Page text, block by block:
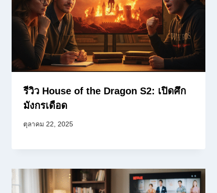
รีวิว House of the Dragon S2: เปิดศึก
มังกรเดือด
ตุลาคม 22, 2025